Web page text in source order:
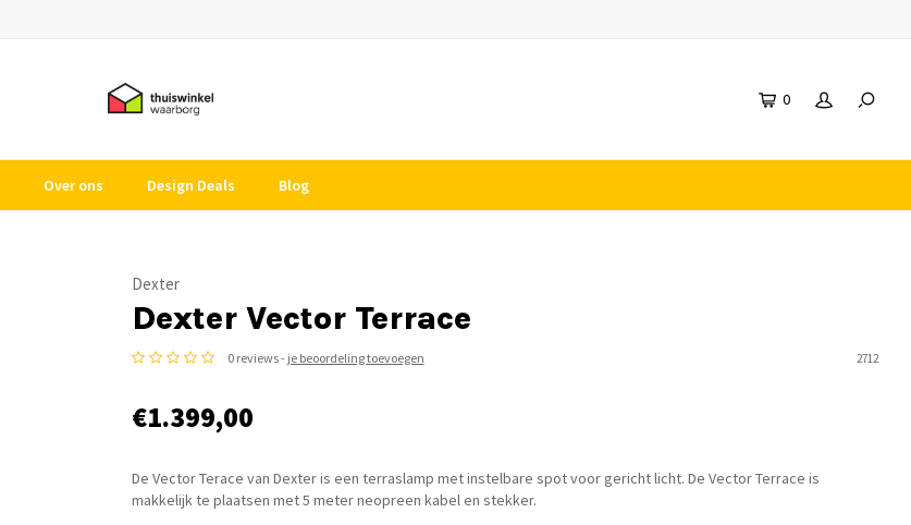
0
Over ons Design Deals Blog
Dexter
Dexter Vector Terrace
0 reviews - je beoordeling toevoegen 2712
€1.399,00
De Vector Terace van Dexter is een terraslamp met instelbare spot voor gericht licht. De Vector Terrace is
makkelijk te plaatsen met 5 meter neopreen kabel en stekker.